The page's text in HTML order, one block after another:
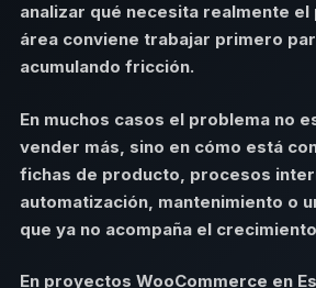
analizar qué necesita realmente
área conviene trabajar primero
acumulando fricción.
En muchos casos el problema no
vender más, sino en cómo está
fichas de producto, procesos
automatización, mantenimiento o
que ya no acompaña el
En proyectos WooCommerce en